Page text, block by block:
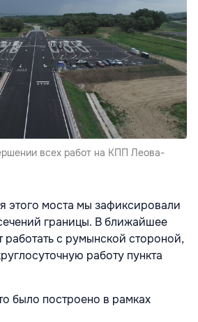
всех работ на КПП Леова-
этого моста мы зафиксировали
границы. В ближайшее
работать с румынской стороной,
работу пункта
было построено в рамках